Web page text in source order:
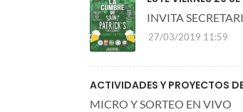
INVITA
27/03/2019 11:59
ACTIVIDADES Y PROYECTOS
MICRO Y SORTEO EN VIVO